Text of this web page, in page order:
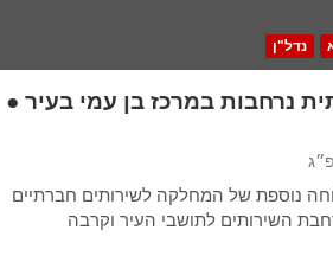
נדל"ן
נרחבות במרכז בן עמי בעיר ●
נוספת של המחלקה לשירותים חברתיים
השירותים לתושבי העיר וקרבה